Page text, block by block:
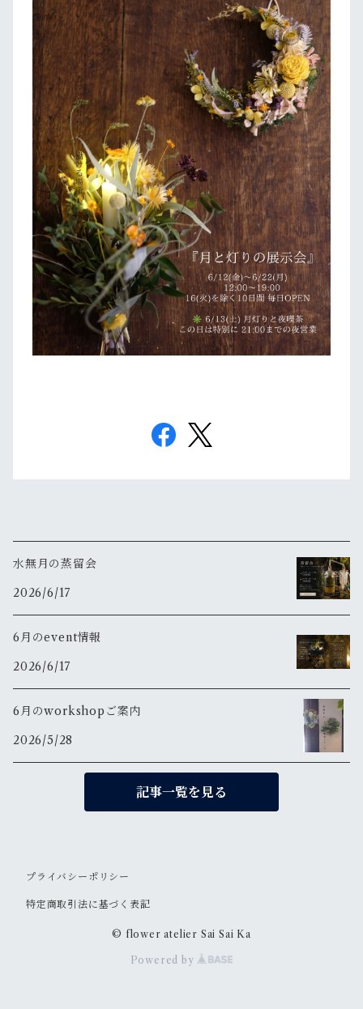
水無月の蒸留会
2026/6/17
6月のevent情報
2026/6/17
6月のworkshopご案内
2026/5/28
記事一覧を見る
プライバシーポリシー
特定商取引法に基づく表記
© flower atelier Sai Sai Ka
Powered by